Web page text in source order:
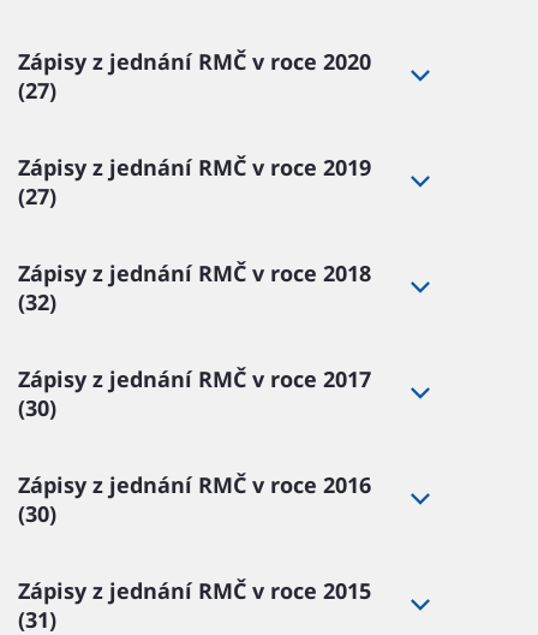
Zápisy z jednání RMČ v roce 2020
(27)
Zápisy z jednání RMČ v roce 2019
(27)
Zápisy z jednání RMČ v roce 2018
(32)
Zápisy z jednání RMČ v roce 2017
(30)
Zápisy z jednání RMČ v roce 2016
(30)
Zápisy z jednání RMČ v roce 2015
(31)